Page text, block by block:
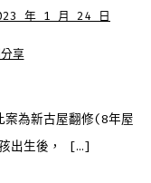
年 1 月 24 日
享
為新古屋翻修(8年屋
孩出生後， […]